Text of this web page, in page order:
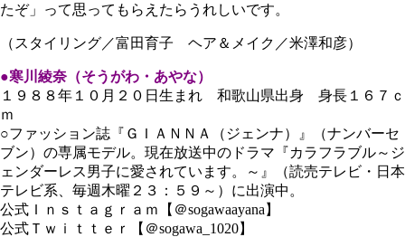
たぞ」って思ってもらえたらうれしいです。
（スタイリング／富田育子 ヘア＆メイク／米澤和彦）
●寒川綾奈（そうがわ・あやな）
１９８８年１０月２０日生まれ 和歌山県出身 身長１６７ｃ
ｍ
○ファッション誌『ＧＩＡＮＮＡ（ジェンナ）』（ナンバーセ
ブン）の専属モデル。現在放送中のドラマ『カラフラブル～ジ
ェンダーレス男子に愛されています。～』（読売テレビ・日本
テレビ系、毎週木曜２３：５９～）に出演中。
公式Ｉｎｓｔａｇｒａｍ【＠sogawaayana】
公式Ｔｗｉｔｔｅｒ【＠sogawa_1020】